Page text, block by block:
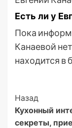
Есть ли у
Пока
Канаевой
находится в
Post
Назад
Кухонный
секреты,